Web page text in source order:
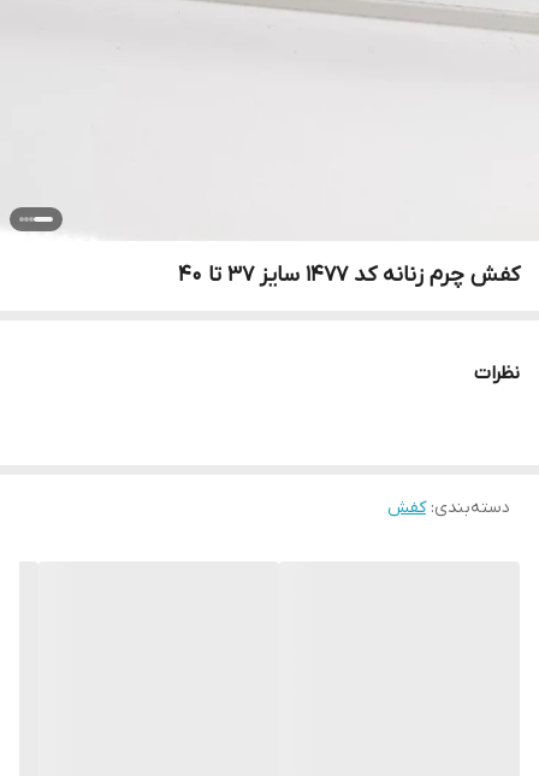
کفش چرم زنانه کد ۱۴۷۷ سایز ۳۷ تا ۴۰
نظرات
دسته‌بندی:کفش